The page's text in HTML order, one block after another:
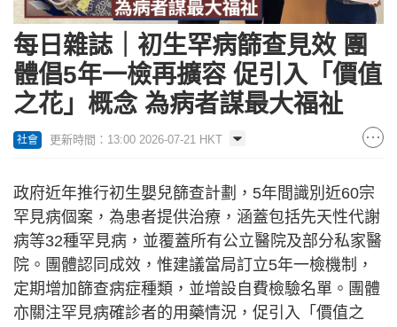
每日雜誌｜初生罕病篩查見效 團
體倡5年一檢再擴容 促引入「價值
之花」概念 為病者謀最大福祉
社會 更新時間：13:00 2026-07-21 HKT
政府近年推行初生嬰兒篩查計劃，5年間識別近60宗
罕見病個案，為患者提供治療，涵蓋包括先天性代謝
病等32種罕見病，並覆蓋所有公立醫院及部分私家醫
院。團體認同成效，惟建議當局訂立5年一檢機制，
定期增加篩查病症種類，並增設自費檢驗名單。團體
亦關注罕見病確診者的用藥情況，促引入「價值之